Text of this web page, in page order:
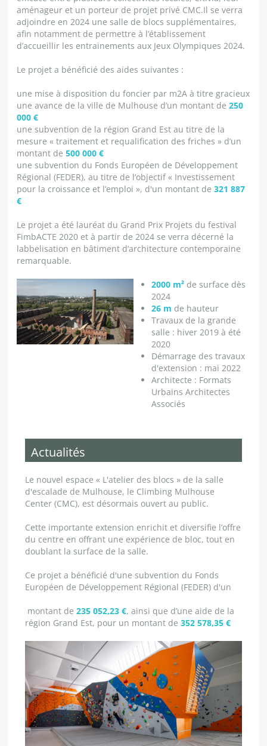
aménageur et un porteur de projet privé CMC.Il se verra
adjoindre en 2024 une salle de blocs supplémentaires,
afin notamment de permettre à l’établissement
d’accueillir les entrainements aux Jeux Olympiques 2024.
Le projet a bénéficié des aides suivantes :
une mise à disposition du foncier par m2A à titre gracieux
une avance de la ville de Mulhouse d’un montant de 250
000 €
une subvention de la région Grand Est au titre de la
mesure « traitement et requalification des friches » d’un
montant de 500 000 €
une subvention du Fonds Européen de Développement
Régional (FEDER), au titre de l’objectif « Investissement
pour la croissance et l’emploi », d'un montant de 321 887
€
Le projet a été lauréat du Grand Prix Projets du festival
FimbACTE 2020 et à partir de 2024 se verra décerné la
labbelisation en bâtiment d’architecture contemporaine
remarquable.
2000 m² de surface dès
2024
26 m de hauteur
Travaux de la grande
salle : hiver 2019 à été
2020
Démarrage des travaux
d'extension : mai 2022
Architecte : Formats
Urbains Architectes
Associés
Actualités
Le nouvel espace « L'atelier des blocs » de la salle
d'escalade de Mulhouse, le Climbing Mulhouse
Center (CMC), est désormais ouvert au public.
Cette importante extension enrichit et diversifie l’offre
du centre en offrant une expérience de bloc, tout en
doublant la surface de la salle.
Ce projet a bénéficié d'une subvention du Fonds
Européen de Développement Régional (FEDER) d'un
montant de 235 052,23 €, ainsi que d’une aide de la
région Grand Est, pour un montant de 352 578,35 €